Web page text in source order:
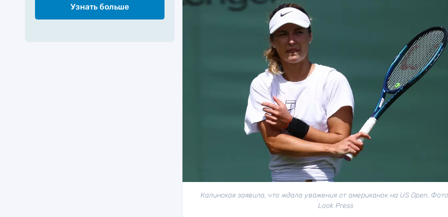
Узнать больше
Калинская заявила, что ждала уважения от американок на US Open.
Look Press